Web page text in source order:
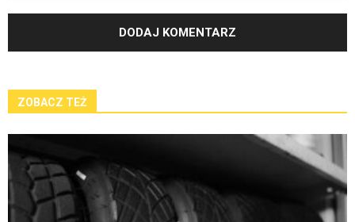
ZOBACZ TEŻ